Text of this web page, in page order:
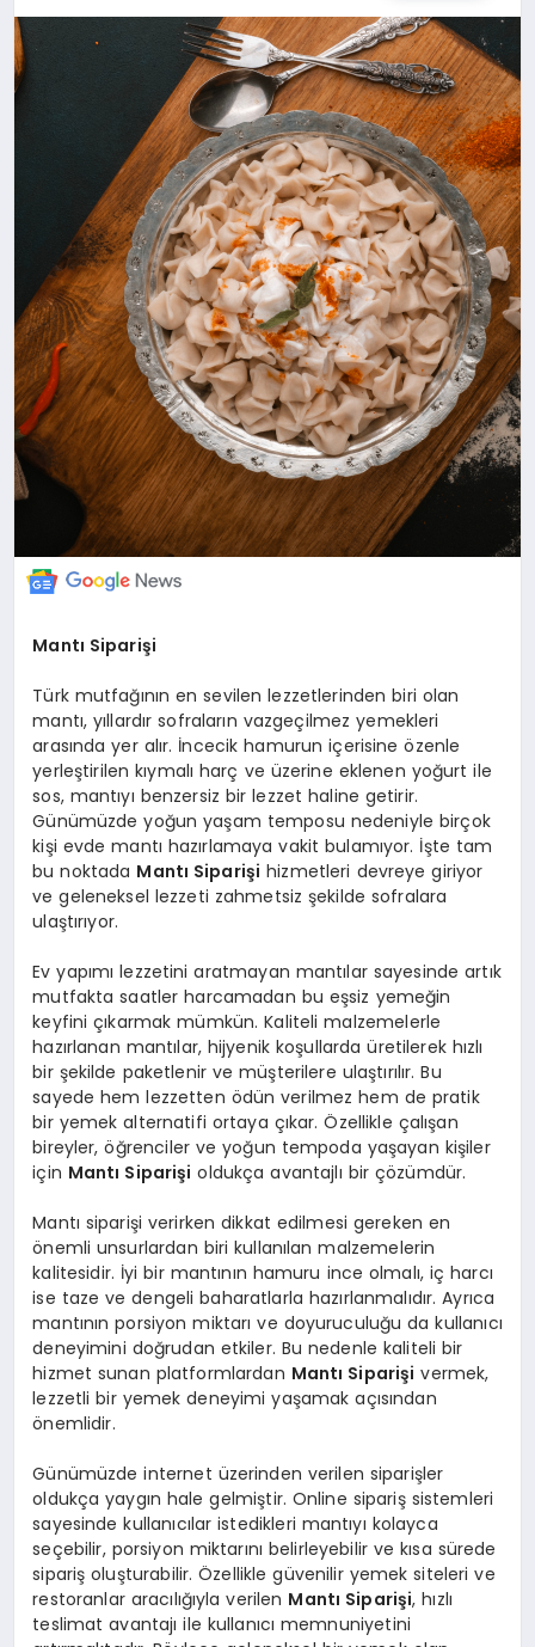
EKONOMİ
TEKNOLOJİ
SAĞLIK
EĞİTİM
Mantı Siparişi
Türk mutfağının en sevilen lezzetlerinden biri olan
mantı, yıllardır sofraların vazgeçilmez yemekleri
arasında yer alır. İncecik hamurun içerisine özenle
yerleştirilen kıymalı harç ve üzerine eklenen yoğurt ile
sos, mantıyı benzersiz bir lezzet haline getirir.
Günümüzde yoğun yaşam temposu nedeniyle birçok
kişi evde mantı hazırlamaya vakit bulamıyor. İşte tam
bu noktada Mantı Siparişi hizmetleri devreye giriyor
ve geleneksel lezzeti zahmetsiz şekilde sofralara
ulaştırıyor.
Ev yapımı lezzetini aratmayan mantılar sayesinde artık
mutfakta saatler harcamadan bu eşsiz yemeğin
keyfini çıkarmak mümkün. Kaliteli malzemelerle
hazırlanan mantılar, hijyenik koşullarda üretilerek hızlı
bir şekilde paketlenir ve müşterilere ulaştırılır. Bu
sayede hem lezzetten ödün verilmez hem de pratik
bir yemek alternatifi ortaya çıkar. Özellikle çalışan
bireyler, öğrenciler ve yoğun tempoda yaşayan kişiler
için Mantı Siparişi oldukça avantajlı bir çözümdür.
Mantı siparişi verirken dikkat edilmesi gereken en
önemli unsurlardan biri kullanılan malzemelerin
kalitesidir. İyi bir mantının hamuru ince olmalı, iç harcı
ise taze ve dengeli baharatlarla hazırlanmalıdır. Ayrıca
mantının porsiyon miktarı ve doyuruculuğu da kullanıcı
deneyimini doğrudan etkiler. Bu nedenle kaliteli bir
hizmet sunan platformlardan Mantı Siparişi vermek,
lezzetli bir yemek deneyimi yaşamak açısından
önemlidir.
Günümüzde internet üzerinden verilen siparişler
oldukça yaygın hale gelmiştir. Online sipariş sistemleri
sayesinde kullanıcılar istedikleri mantıyı kolayca
seçebilir, porsiyon miktarını belirleyebilir ve kısa sürede
sipariş oluşturabilir. Özellikle güvenilir yemek siteleri ve
restoranlar aracılığıyla verilen Mantı Siparişi, hızlı
teslimat avantajı ile kullanıcı memnuniyetini